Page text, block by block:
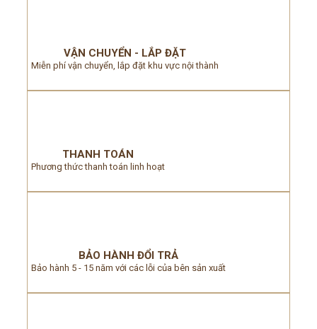
VẬN CHUYỂN - LẮP ĐẶT
Miễn phí vận chuyển, lắp đặt khu vực nội thành
THANH TOÁN
Phương thức thanh toán linh hoạt
BẢO HÀNH ĐỔI TRẢ
Bảo hành 5 - 15 năm với các lỗi của bên sản xuất